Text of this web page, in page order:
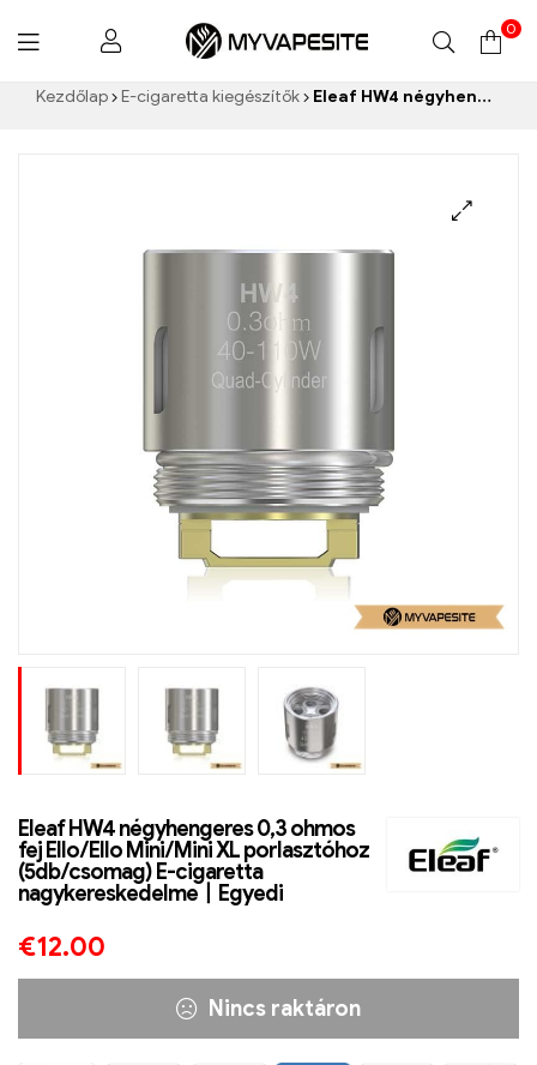
Myvapesite.de
0
Kezdőlap E-cigaretta kiegészítők Eleaf HW4 négyhengeres 0,3 ohmos fej Ello/Ello Mini/Mini XL porlasztóhoz (5db/csomag) E-cigaretta nagykereskedelme丨Egyedi
Eleaf HW4 négyhengeres 0,3 ohmos
fej Ello/Ello Mini/Mini XL porlasztóhoz
(5db/csomag) E-cigaretta
nagykereskedelme丨Egyedi
€12.00
Nincs raktáron